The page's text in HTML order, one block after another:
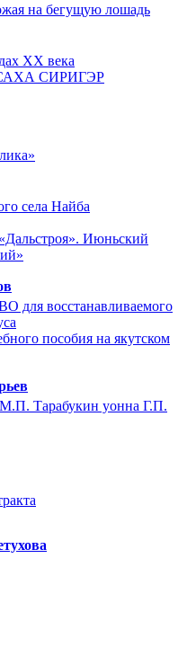
на бегущую лошадь
ХХ века
СИРИГЭР
села Найба
Июньский
для восстанавливаемого
пособия на якутском
Тарабукин уонна Г.П.